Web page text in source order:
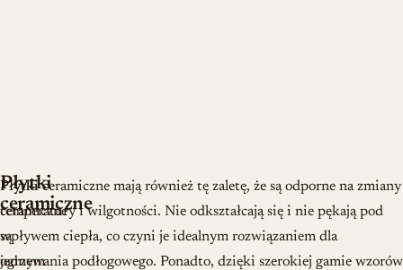
Płytki
ceramiczne
Płytki
ceramiczne
są
jednym
Płytki ceramiczne mają również tę zaletę, że są odporne na zmiany
temperatury i wilgotności. Nie odkształcają się i nie pękają pod
wpływem ciepła, co czyni je idealnym rozwiązaniem dla
ogrzewania podłogowego. Ponadto, dzięki szerokiej gamie wzorów